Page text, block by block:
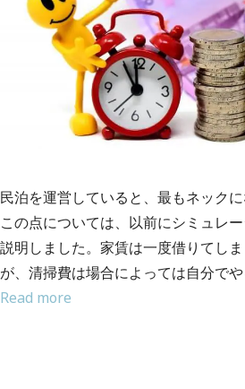
民泊を運営していると、最もネックに
この点については、以前にシミュレ
説明しました。家賃は一度借りてし
が、清掃費は場合によっては自分で
Read more